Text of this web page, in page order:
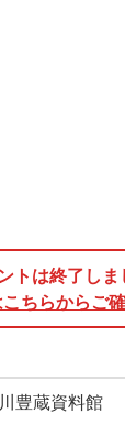
トは終了しま
ちらからご確
豊蔵資料館